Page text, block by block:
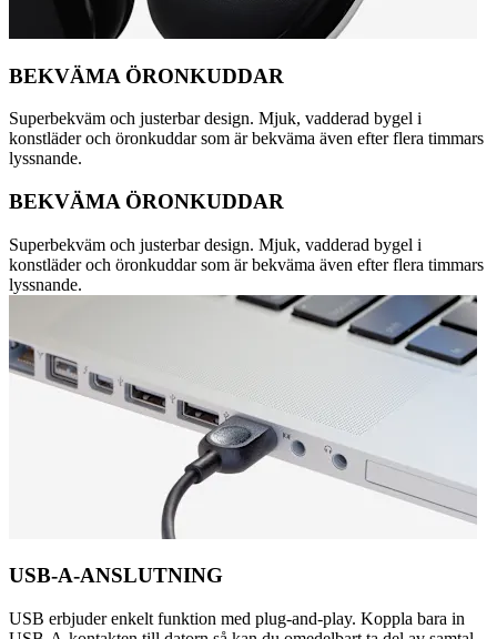
BEKVÄMA ÖRONKUDDAR
Superbekväm och justerbar design. Mjuk, vadderad bygel i
konstläder och öronkuddar som är bekväma även efter flera timmars
lyssnande.
BEKVÄMA ÖRONKUDDAR
Superbekväm och justerbar design. Mjuk, vadderad bygel i
konstläder och öronkuddar som är bekväma även efter flera timmars
lyssnande.
USB-A-ANSLUTNING
USB erbjuder enkelt funktion med plug-and-play. Koppla bara in